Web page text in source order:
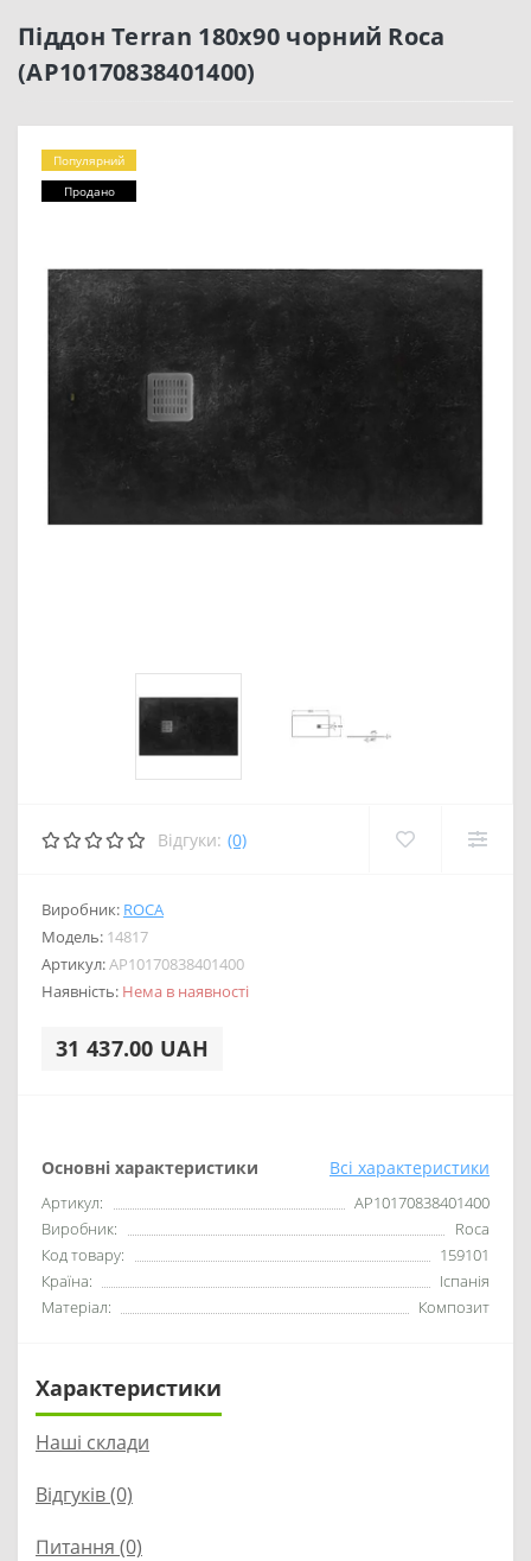
Піддон Terran 180x90 чорний Roca
(AP10170838401400)
Популярний
Продано
Відгуки: (0)
Виробник: ROCA
Модель: 14817
Артикул:AP10170838401400
Наявність: Нема в наявності
31 437.00 UAH
Основні характеристики Всі характеристики
Артикул:
AP10170838401400
Виробник:
Roca
Код товару:
159101
Країна:
Іспанія
Матеріал:
Композит
Характеристики
Наші склади
Відгуків (0)
Питання (0)